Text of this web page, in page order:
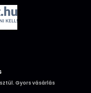
Gyors vásárlás